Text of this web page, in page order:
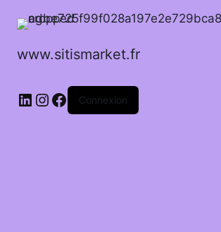
www.sitismarket.fr
LinkedIn
Instagram
Facebook
Connexion